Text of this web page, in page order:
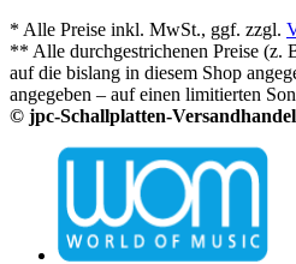
* Alle Preise inkl. MwSt., ggf. zzgl.
** Alle durchgestrichenen Preise (z.
auf die bislang in diesem Shop
angegeben – auf einen limitierten
© jpc-Schallplatten-